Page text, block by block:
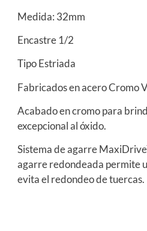
Medida: 32mm
Encastre 1/2
Tipo Estriada
Fabricados en acero Cromo
Acabado en cromo para
excepcional al óxido.
Sistema de agarre
agarre redondeada permite
evita el redondeo de tuercas.